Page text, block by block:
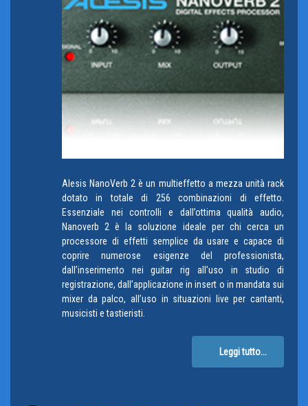
Alesis NanoVerb 2 è un multieffetto a mezza unità rack
dotato in totale di 256 combinazioni di effetto.
Essenziale nei controlli e dall’ottima qualità audio,
Nanoverb 2 è la soluzione ideale per chi cerca un
processore di effetti semplice da usare e capace di
coprire numerose esigenze del professionista,
dall’inserimento nei guitar rig all’uso in studio di
registrazione, dall’applicazione in insert o in mandata sui
mixer da palco, all’uso in situazioni live per cantanti,
musicisti e tastieristi.
Leggi tutto...